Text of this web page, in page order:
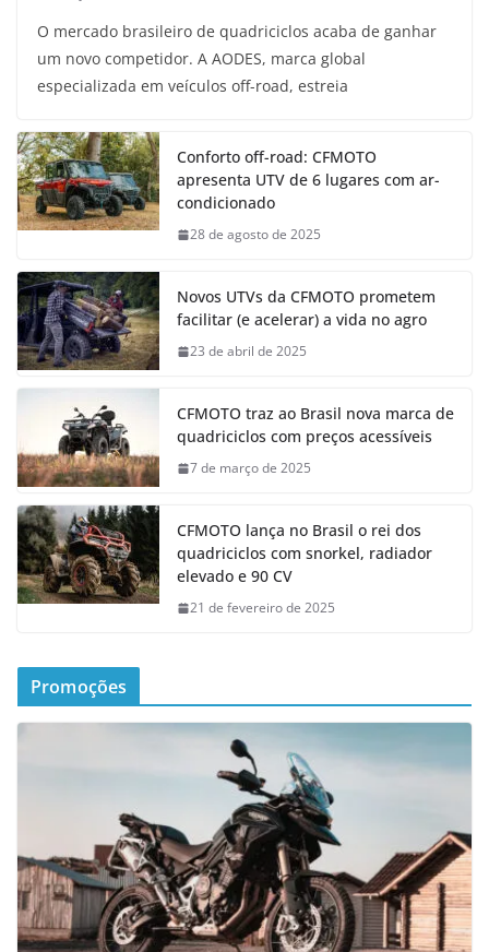
O mercado brasileiro de quadriciclos acaba de ganhar
um novo competidor. A AODES, marca global
especializada em veículos off-road, estreia
Conforto off-road: CFMOTO
apresenta UTV de 6 lugares com ar-
condicionado
28 de agosto de 2025
Novos UTVs da CFMOTO prometem
facilitar (e acelerar) a vida no agro
23 de abril de 2025
CFMOTO traz ao Brasil nova marca de
quadriciclos com preços acessíveis
7 de março de 2025
CFMOTO lança no Brasil o rei dos
quadriciclos com snorkel, radiador
elevado e 90 CV
21 de fevereiro de 2025
Promoções